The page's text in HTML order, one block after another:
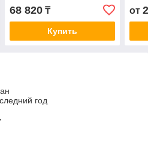
68 820₸
Купить
от
год